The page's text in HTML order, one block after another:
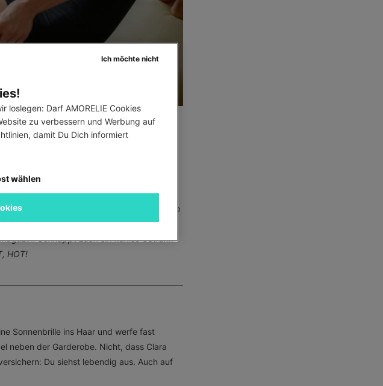
diesem Jahr die heißen Monate. Wir haben
mit uns zu teilen, ob fiktiv oder real. Die
Schnappt Euch ein kühles Getränk
HOT!
Sonnenbrille ins Haar und werfe fast
neben der Garderobe. Nicht, dass Clara
Du siehst lebendig aus. Auch auf
loslegen: Darf AMORELIE Cookies
zu verbessern und Werbung auf
damit Du Dich informiert
wählen
Ich möchte nicht